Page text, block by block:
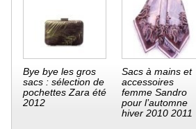
Bye bye les gros
sacs : sélection de
pochettes Zara été
2012
Sacs à mains et
accessoires
femme Sandro
pour l’automne
hiver 2010 2011